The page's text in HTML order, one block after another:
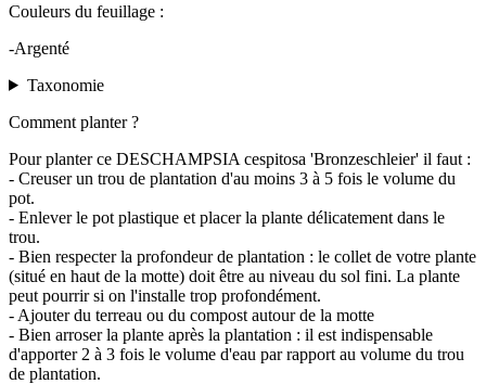
Couleurs du feuillage :
-Argenté
Taxonomie
Comment planter ?
Pour planter ce DESCHAMPSIA cespitosa 'Bronzeschleier' il faut :
- Creuser un trou de plantation d'au moins 3 à 5 fois le volume du
pot.
- Enlever le pot plastique et placer la plante délicatement dans le
trou.
- Bien respecter la profondeur de plantation : le collet de votre plante
(situé en haut de la motte) doit être au niveau du sol fini. La plante
peut pourrir si on l'installe trop profondément.
- Ajouter du terreau ou du compost autour de la motte
- Bien arroser la plante après la plantation : il est indispensable
d'apporter 2 à 3 fois le volume d'eau par rapport au volume du trou
de plantation.